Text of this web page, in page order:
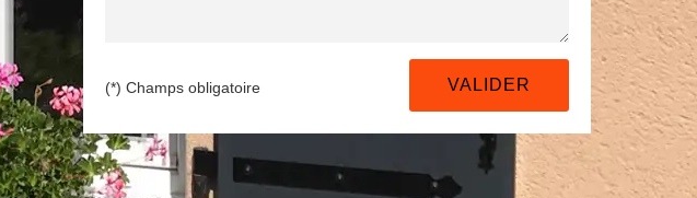
(*) Champs obligatoire